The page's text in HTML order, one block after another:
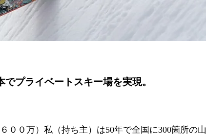
でプライベートスキー場を実現。
００万）私（持ち主）は50年で全国に300箇所の山